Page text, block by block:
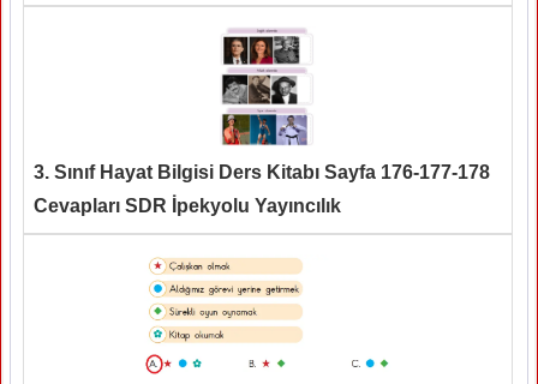
3. Sınıf Hayat Bilgisi Ders Kitabı Sayfa 176-177-178
Cevapları SDR İpekyolu Yayıncılık